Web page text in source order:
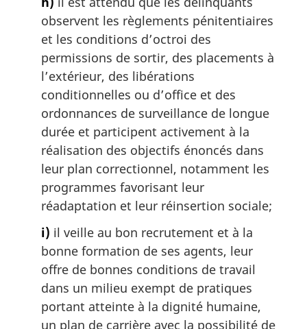
observent les règlements pénitentiaires
et les conditions d’octroi des
permissions de sortir, des placements à
l’extérieur, des libérations
conditionnelles ou d’office et des
ordonnances de surveillance de longue
durée et participent activement à la
réalisation des objectifs énoncés dans
leur plan correctionnel, notamment les
programmes favorisant leur
réadaptation et leur réinsertion sociale;
i) il veille au bon recrutement et à la
bonne formation de ses agents, leur
offre de bonnes conditions de travail
dans un milieu exempt de pratiques
portant atteinte à la dignité humaine,
un plan de carrière avec la possibilité de